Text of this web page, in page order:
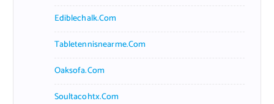
Ediblechalk.com
Tabletennisnearme.com
Oaksofa.com
Soultacohtx.com